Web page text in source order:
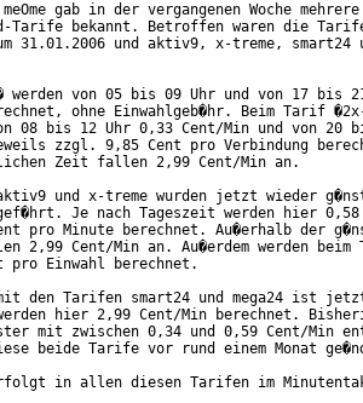
gab in der vergangenen Woche mehrere
Tarife bekannt. Betroffen waren die
31.01.2006 und aktiv9, x-treme, smart24
werden von 05 bis 09 Uhr und von 17 bis
ohne Einwahlgeb�hr. Beim Tarif
08 bis 12 Uhr 0,33 Cent/Min und von 20
zzgl. 9,85 Cent pro Verbindung
Zeit fallen 2,99 Cent/Min an.
und x-treme wurden jetzt wieder
Je nach Tageszeit werden hier 0,58
pro Minute berechnet. Au�erhalb der
2,99 Cent/Min an. Au�erdem werden beim
pro Einwahl berechnet.
den Tarifen smart24 und mega24 ist
hier 2,99 Cent/Min berechnet.
mit zwischen 0,34 und 0,59 Cent/Min
beide Tarife vor rund einem Monat
in allen diesen Tarifen im